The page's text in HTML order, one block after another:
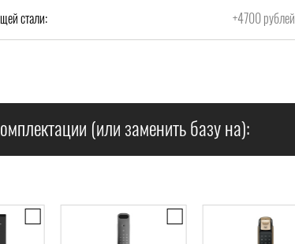
стали: +4700 рублей
(или заменить базу на):